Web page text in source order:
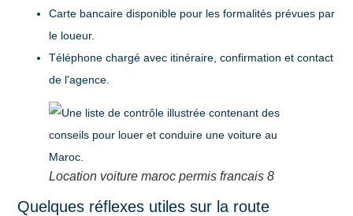
Carte bancaire disponible pour les formalités prévues par
le loueur.
Téléphone chargé avec itinéraire, confirmation et contact
de l'agence.
Location voiture maroc permis francais 8
Quelques réflexes utiles sur la route